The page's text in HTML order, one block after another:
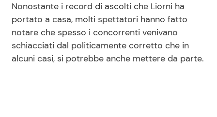
Nonostante i record di ascolti che Liorni ha
portato a casa, molti spettatori hanno fatto
notare che spesso i concorrenti venivano
schiacciati dal politicamente corretto che in
alcuni casi, si potrebbe anche mettere da parte.